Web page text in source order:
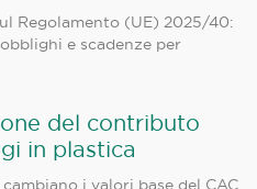
Regolamento (UE) 2025/40:
e scadenze per
del contributo
in plastica
i valori base del CAC